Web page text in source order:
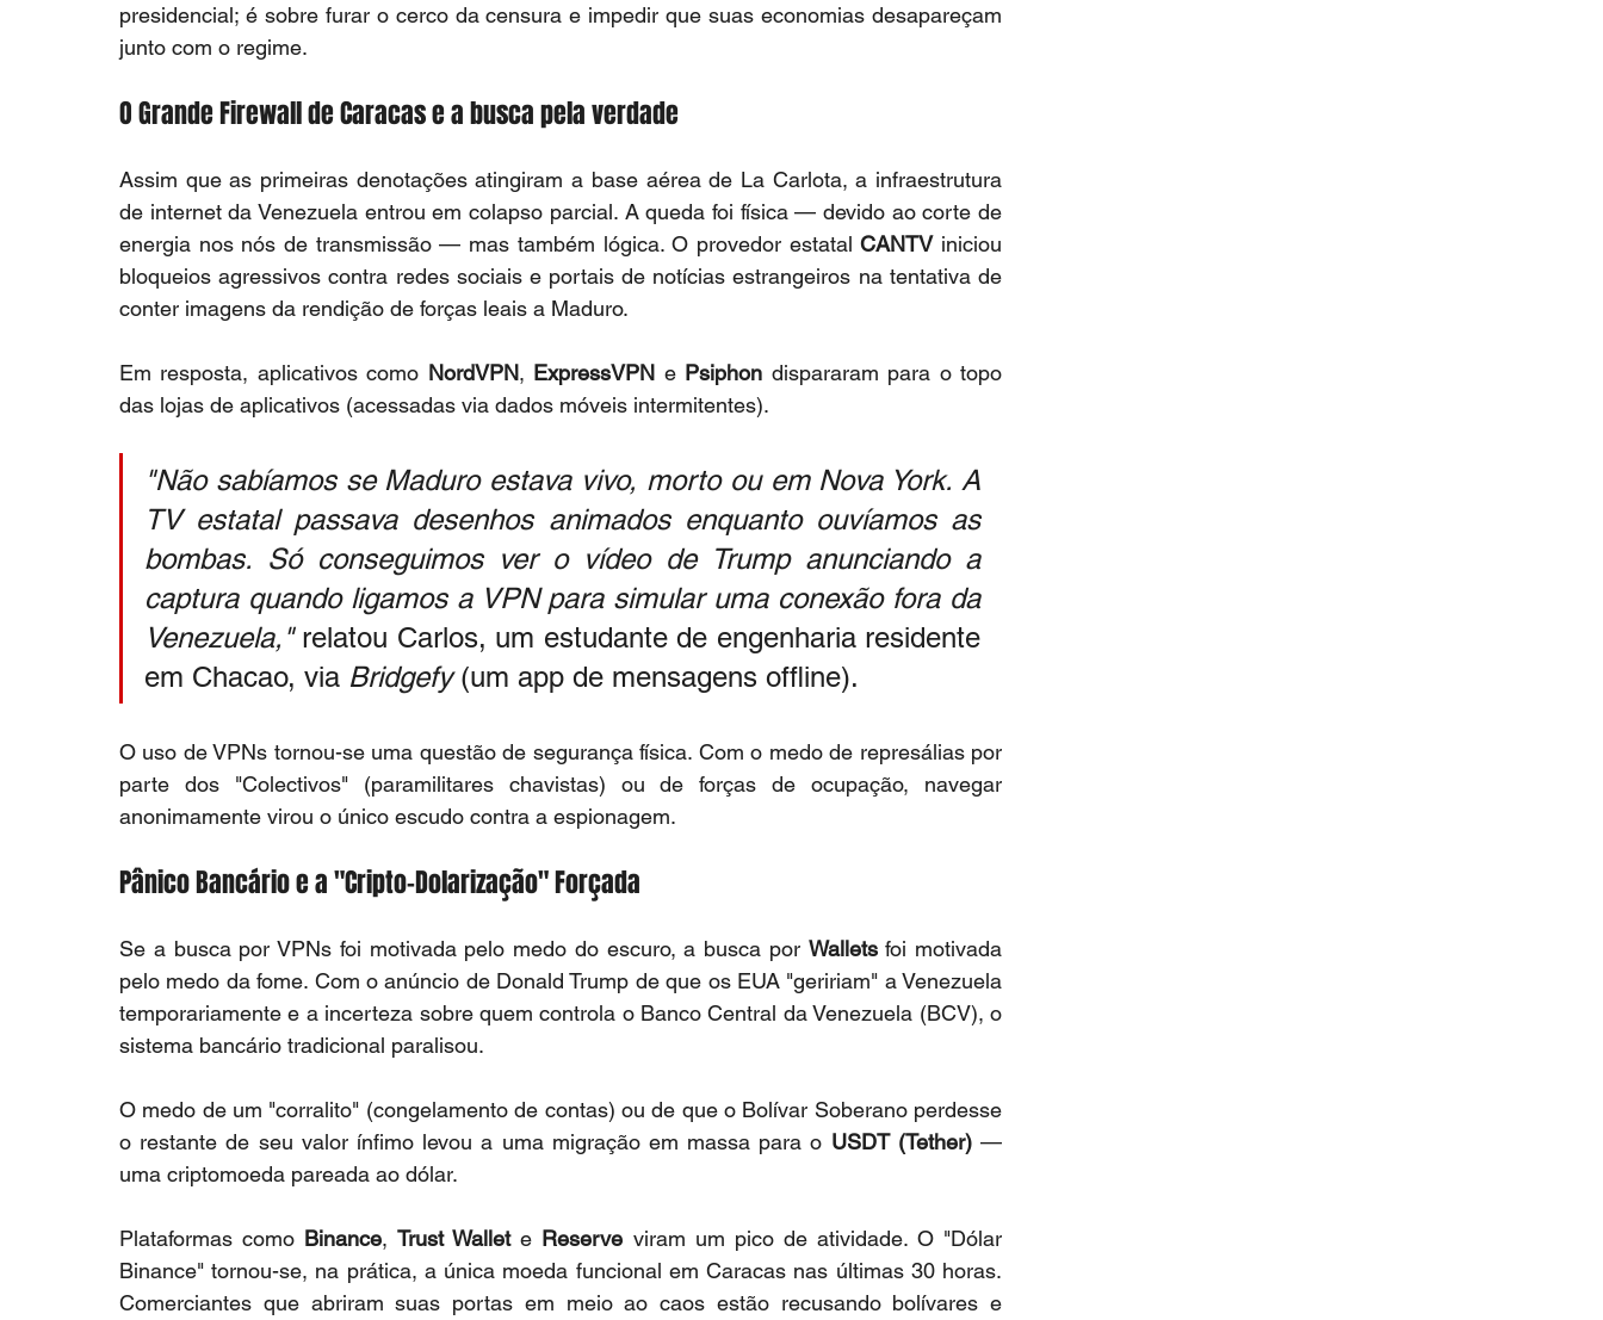
presidencial; é sobre furar o cerco da censura e impedir que suas economias desapareçam
junto com o regime.
O Grande Firewall de Caracas e a busca pela verdade
Assim que as primeiras denotações atingiram a base aérea de La Carlota, a infraestrutura
de internet da Venezuela entrou em colapso parcial. A queda foi física — devido ao corte de
energia nos nós de transmissão — mas também lógica. O provedor estatal CANTV iniciou
bloqueios agressivos contra redes sociais e portais de notícias estrangeiros na tentativa de
conter imagens da rendição de forças leais a Maduro.
Em resposta, aplicativos como NordVPN, ExpressVPN e Psiphon dispararam para o topo
das lojas de aplicativos (acessadas via dados móveis intermitentes).
"Não sabíamos se Maduro estava vivo, morto ou em Nova York. A
TV estatal passava desenhos animados enquanto ouvíamos as
bombas. Só conseguimos ver o vídeo de Trump anunciando a
captura quando ligamos a VPN para simular uma conexão fora da
Venezuela," relatou Carlos, um estudante de engenharia residente
em Chacao, via Bridgefy (um app de mensagens offline).
O uso de VPNs tornou-se uma questão de segurança física. Com o medo de represálias por
parte dos "Colectivos" (paramilitares chavistas) ou de forças de ocupação, navegar
anonimamente virou o único escudo contra a espionagem.
Pânico Bancário e a "Cripto-Dolarização" Forçada
Se a busca por VPNs foi motivada pelo medo do escuro, a busca por Wallets foi motivada
pelo medo da fome. Com o anúncio de Donald Trump de que os EUA "geririam" a Venezuela
temporariamente e a incerteza sobre quem controla o Banco Central da Venezuela (BCV), o
sistema bancário tradicional paralisou.
O medo de um "corralito" (congelamento de contas) ou de que o Bolívar Soberano perdesse
o restante de seu valor ínfimo levou a uma migração em massa para o USDT (Tether) —
uma criptomoeda pareada ao dólar.
Plataformas como Binance, Trust Wallet e Reserve viram um pico de atividade. O "Dólar
Binance" tornou-se, na prática, a única moeda funcional em Caracas nas últimas 30 horas.
Comerciantes que abriram suas portas em meio ao caos estão recusando bolívares e